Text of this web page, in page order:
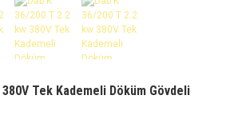
Tek Kademeli Döküm Gövdeli